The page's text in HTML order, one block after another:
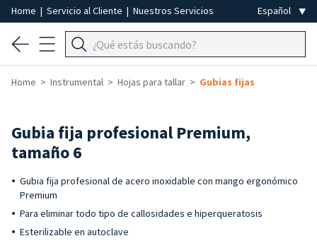
Home | Servicio al Cliente | Nuestros Servicios
Home Instrumental Hojas para tallar Gubias fijas
Gubia fija profesional Premium,
tamaño 6
Gubia fija profesional de acero inoxidable con mango ergonómico
Premium
Para eliminar todo tipo de callosidades e hiperqueratosis
Esterilizable en autoclave